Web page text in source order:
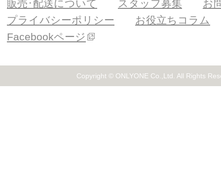
販売･配送について
スタッフ募集
お
プライバシーポリシー
お役立ちコラム
Facebookページ
Copyright © ONLYONE Co.,Ltd. All Rights